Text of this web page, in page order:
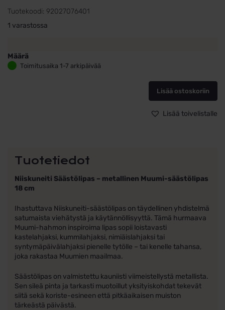
Tuotekoodi: 92027076401
1 varastossa
Määrä
Niiskuneiti
Toimitusaika 1-7 arkipäivää
Lisää ostoskoriin
Lisää toivelistalle
Tuotetiedot
Niiskuneiti Säästölipas – metallinen Muumi-säästölipas
18 cm
Ihastuttava Niiskuneiti-säästölipas on täydellinen yhdistelmä
satumaista viehätystä ja käytännöllisyyttä. Tämä hurmaava
Muumi-hahmon inspiroima lipas sopii loistavasti
kastelahjaksi, kummilahjaksi, nimiäislahjaksi tai
syntymäpäivälahjaksi pienelle tytölle – tai kenelle tahansa,
joka rakastaa Muumien maailmaa.
Säästölipas on valmistettu kauniisti viimeistellystä metallista.
Sen sileä pinta ja tarkasti muotoillut yksityiskohdat tekevät
siitä sekä koriste-esineen että pitkäaikaisen muiston
tärkeästä päivästä.